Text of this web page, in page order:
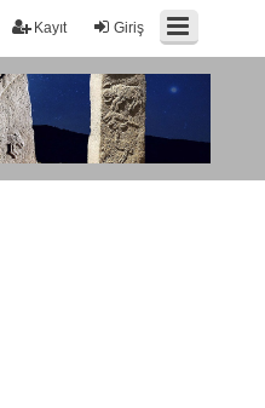
Giriş
Kayıt